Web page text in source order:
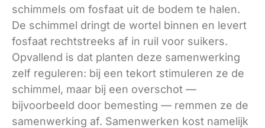
schimmels om fosfaat uit de bodem te halen.
De schimmel dringt de wortel binnen en levert
fosfaat rechtstreeks af in ruil voor suikers.
Opvallend is dat planten deze samenwerking
zelf reguleren: bij een tekort stimuleren ze de
schimmel, maar bij een overschot —
bijvoorbeeld door bemesting — remmen ze de
samenwerking af. Samenwerken kost namelijk